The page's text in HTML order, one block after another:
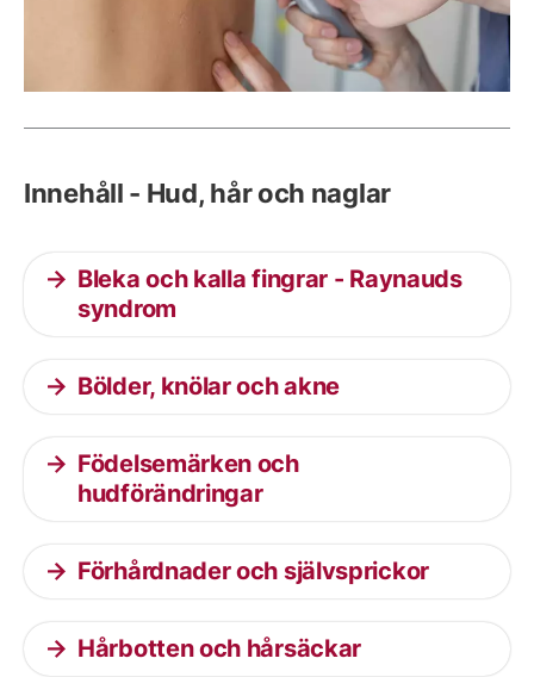
Innehåll - Hud, hår och naglar
Bleka och kalla fingrar - Raynauds
syndrom
Bölder, knölar och akne
Födelsemärken och
hudförändringar
Förhårdnader och självsprickor
Hårbotten och hårsäckar